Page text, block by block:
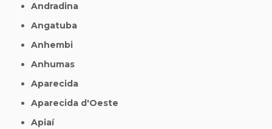
Andradina
Angatuba
Anhembi
Anhumas
Aparecida
Aparecida d'Oeste
Apiaí